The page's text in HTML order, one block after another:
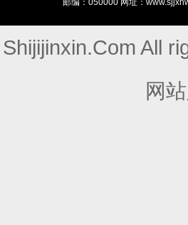
邮编：050000 网址：
All
网